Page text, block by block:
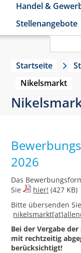
Handel &
Stellenangebote
Startseite
Nikelsmarkt
2026
Das
Sie
hier! (427 KB)
Bitte übersenden
Bei der Vergabe
mit rechtzeitig
berücksichtigt!